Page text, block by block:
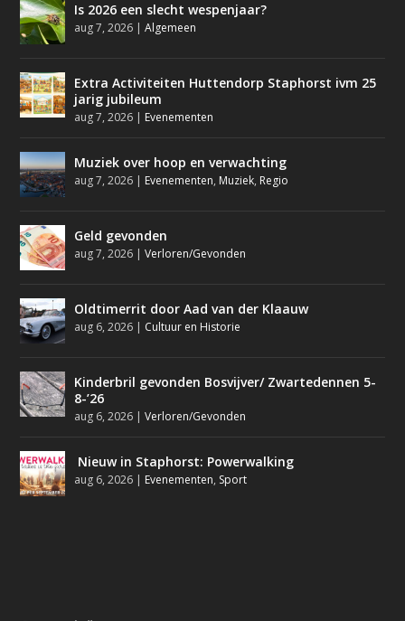
Is 2026 een slecht wespenjaar?
aug 7, 2026 |Algemeen
Extra Activiteiten Huttendorp Staphorst ivm 25
jarig jubileum
aug 7, 2026 | Evenementen
Muziek over hoop en verwachting
aug 7, 2026 | Evenementen, Muziek, Regio
Geld gevonden
aug 7, 2026 |Verloren/Gevonden
Oldtimerrit door Aad van der Klaauw
aug 6, 2026 | Cultuur en Historie
Kinderbril gevonden Bosvijver/ Zwartedennen 5-
8-’26
aug 6, 2026 |Verloren/Gevonden
Nieuw in Staphorst: Powerwalking
aug 6, 2026 | Evenementen, Sport